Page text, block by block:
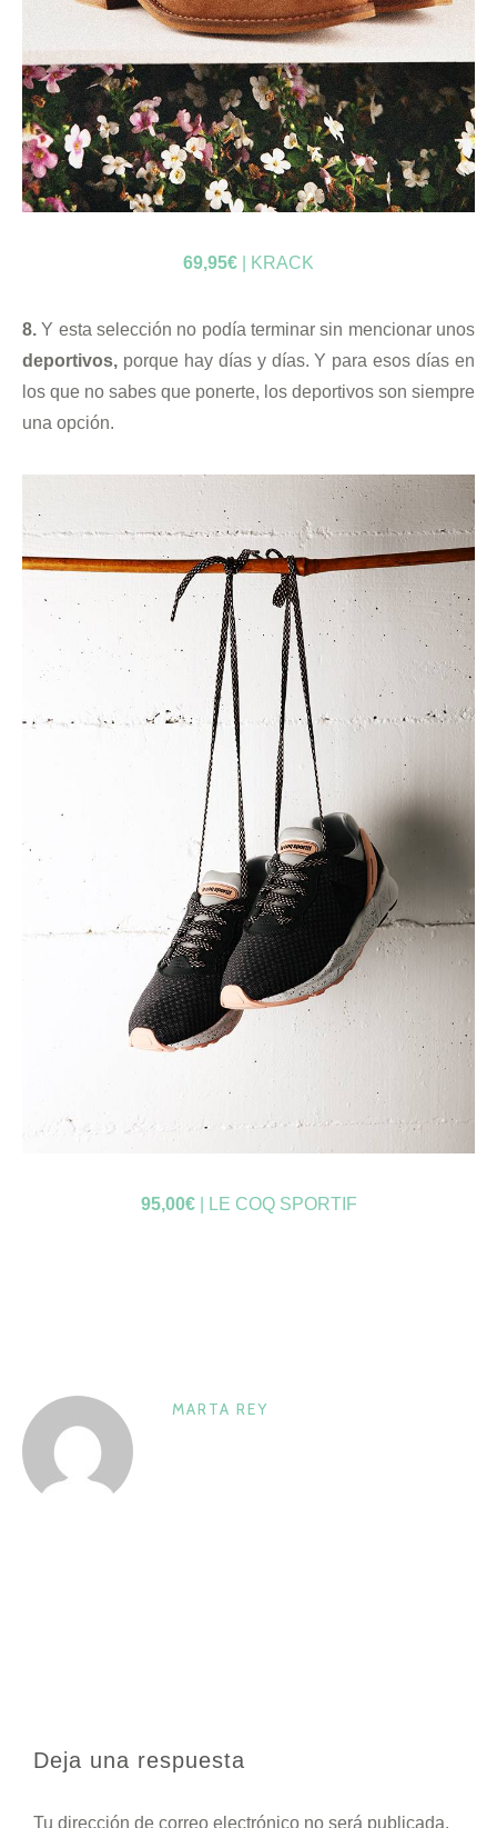
69,95€ | KRACK
8. Y esta selección no podía terminar sin mencionar unos
deportivos, porque hay días y días. Y para esos días en
los que no sabes que ponerte, los deportivos son siempre
una opción.
95,00€| LE COQ SPORTIF
MARTA REY
Deja una respuesta
Tu dirección de correo electrónico no será publicada.